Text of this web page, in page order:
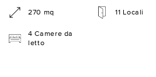
270 mq 11 Locali
4 Camere da
letto